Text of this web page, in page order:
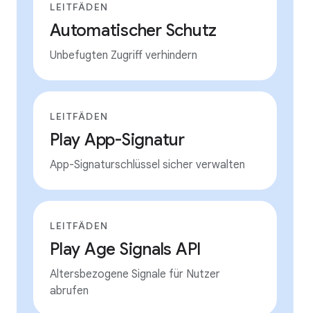
LEITFÄDEN
Automatischer Schutz
Unbefugten Zugriff verhindern
LEITFÄDEN
Play App-Signatur
App-Signaturschlüssel sicher verwalten
LEITFÄDEN
Play Age Signals API
Altersbezogene Signale für Nutzer
abrufen